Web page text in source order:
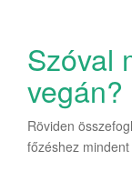
Szóval
vegán?
Röviden
főzéshez